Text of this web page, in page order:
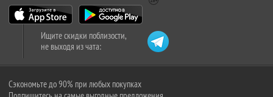
Ищите скидки поблизости,
не выходя из чата:
Сэкономьте до 90% при любых покупках